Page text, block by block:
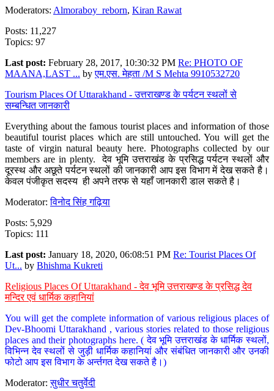
Moderators: Almoraboy_reborn, Kiran Rawat
Posts: 11,227
Topics: 97
Last post: February 28, 2017, 10:30:32 PM Re: PHOTO OF
MAANA,LAST ... byएम.एस. मेहता /M S Mehta 9910532720
Tourism Places Of Uttarakhand - उत्तराखण्ड के पर्यटन स्थलों से
सम्बन्धित जानकारी
Everything about the famous tourist places and information of those
beautiful tourist places which are still untouched. You will get the
taste of virgin natural beauty here. Photographs collected by our
members are in plenty. देव भूमि उत्तराखंड के प्रसिद्ध पर्यटन स्थलों और
दूरस्थ और अछूते पर्यटन स्थलों की जानकारी आप इस विभाग में देख सकते है।
केवल पंजीकृत सदस्य ही अपने तरफ से यहाँ जानकारी डाल सकते है।
Moderator:विनोद सिंह गढ़िया
Posts: 5,929
Topics: 111
Last post: January 18, 2020, 06:08:51 PM Re: Tourist Places Of
Ut... by Bhishma Kukreti
Religious Places Of Uttarakhand - देव भूमि उत्तराखण्ड के प्रसिद्ध देव
मन्दिर एवं धार्मिक कहानियां
You will get the complete information of various religious places of
Dev-Bhoomi Uttarakhand , various stories related to those religious
places and their photographs here. ( देव भूमि उत्तराखंड के धार्मिक स्थलों,
विभिन्न देव स्थलों से जुड़ी धार्मिक कहानियां और संबंधित जानकारी और उनकी
फोटो आप इस विभाग के अर्न्तगत देख सकते है।)
Moderator:सुधीर चतुर्वेदी